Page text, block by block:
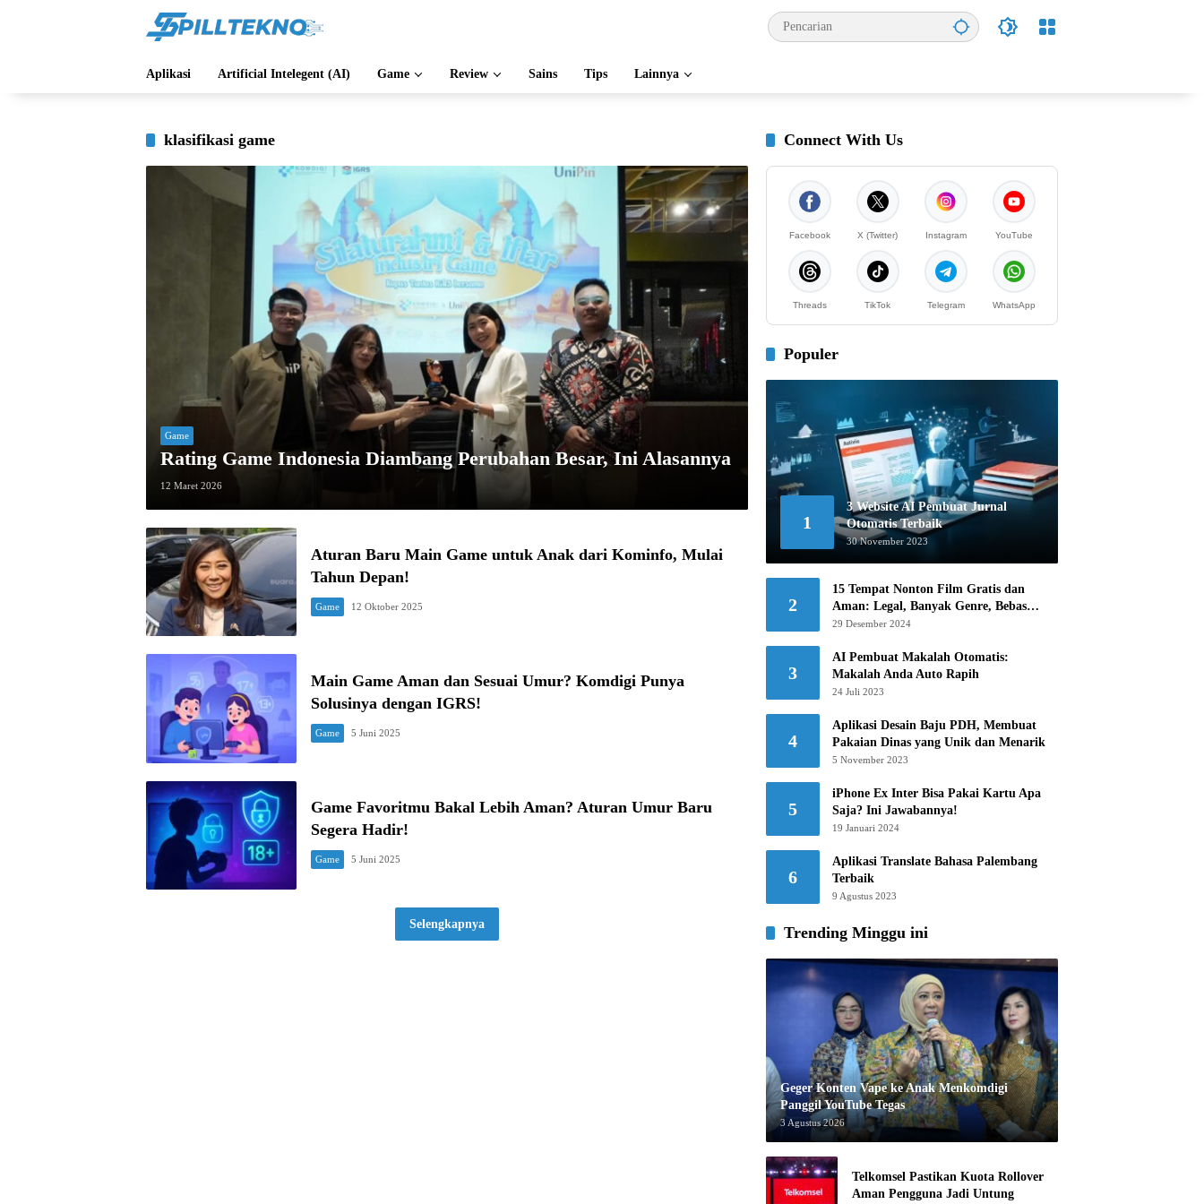
Aplikasi Artificial Intelegent (AI) Game Review Sains Tips Lainnya
klasifikasi game
Game
Rating Game Indonesia Diambang Perubahan Besar, Ini Alasannya
12 Maret 2026
Aturan Baru Main Game untuk Anak dari Kominfo, Mulai
Tahun Depan!
Game 12 Oktober 2025
Main Game Aman dan Sesuai Umur? Komdigi Punya
Solusinya dengan IGRS!
Game 5 Juni 2025
Game Favoritmu Bakal Lebih Aman? Aturan Umur Baru
Segera Hadir!
Game 5 Juni 2025
Selengkapnya
Connect With Us
Facebook X (Twitter) Instagram YouTube
Threads TikTok Telegram WhatsApp
Populer
1
3 Website AI Pembuat Jurnal
Otomatis Terbaik
30 November 2023
2
15 Tempat Nonton Film Gratis dan
Aman: Legal, Banyak Genre, Bebas
Khawatir!
29 Desember 2024
3
AI Pembuat Makalah Otomatis:
Makalah Anda Auto Rapih
24 Juli 2023
4
Aplikasi Desain Baju PDH, Membuat
Pakaian Dinas yang Unik dan Menarik
5 November 2023
5
iPhone Ex Inter Bisa Pakai Kartu Apa
Saja? Ini Jawabannya!
19 Januari 2024
6
Aplikasi Translate Bahasa Palembang
Terbaik
9 Agustus 2023
Trending Minggu ini
Geger Konten Vape ke Anak Menkomdigi
Panggil YouTube Tegas
3 Agustus 2026
Telkomsel Pastikan Kuota Rollover
Aman Pengguna Jadi Untung